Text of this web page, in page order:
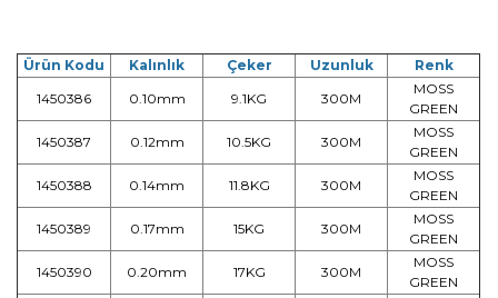
Ürün Kodu Kalınlık Çeker Uzunluk
Renk
1450386
0.10mm 9.1KG 300M
MOSS
GREEN
1450387
0.12mm 10.5KG 300M
MOSS
GREEN
1450388
0.14mm 11.8KG 300M
MOSS
GREEN
1450389
0.17mm 15KG 300M
MOSS
GREEN
1450390
0.20mm 17KG 300M
MOSS
GREEN